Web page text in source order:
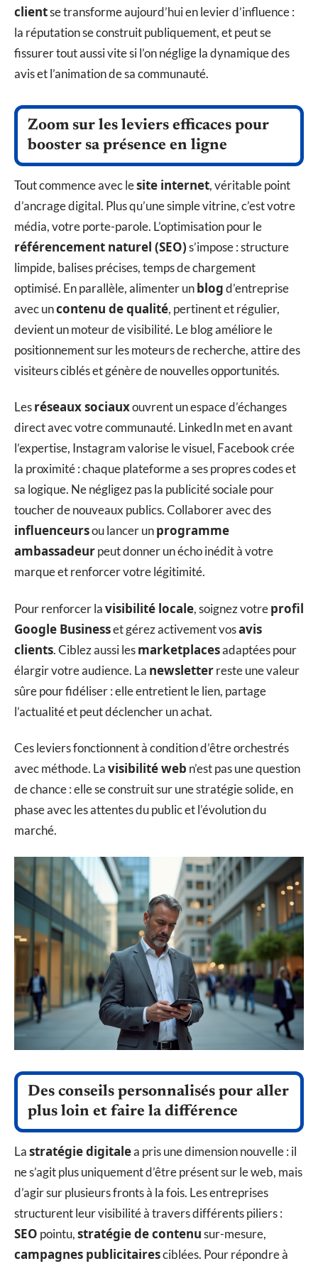
clientse transforme aujourd’hui en levier d’influence :
la réputation se construit publiquement, et peut se
fissurer tout aussi vite si l’on néglige la dynamique des
avis et l’animation de sa communauté.
Zoom sur les leviers efficaces pour
booster sa présence en ligne
Tout commence avec lesite internet, véritable point
d’ancrage digital. Plus qu’une simple vitrine, c’est votre
média, votre porte-parole. L’optimisation pour le
référencement naturel (SEO)s’impose : structure
limpide, balises précises, temps de chargement
optimisé. En parallèle, alimenter unblogd’entreprise
avec uncontenu de qualité, pertinent et régulier,
devient un moteur de visibilité. Le blog améliore le
positionnement sur les moteurs de recherche, attire des
visiteurs ciblés et génère de nouvelles opportunités.
Lesréseaux sociauxouvrent un espace d’échanges
direct avec votre communauté. LinkedIn met en avant
l’expertise, Instagram valorise le visuel, Facebook crée
la proximité : chaque plateforme a ses propres codes et
sa logique. Ne négligez pas la publicité sociale pour
toucher de nouveaux publics. Collaborer avec des
influenceursou lancer unprogramme
ambassadeurpeut donner un écho inédit à votre
marque et renforcer votre légitimité.
Pour renforcer lavisibilité locale, soignez votreprofil
Google Businesset gérez activement vosavis
clients. Ciblez aussi lesmarketplacesadaptées pour
élargir votre audience. La newsletterreste une valeur
sûre pour fidéliser : elle entretient le lien, partage
l’actualité et peut déclencher un achat.
Ces leviers fonctionnent à condition d’être orchestrés
avec méthode. Lavisibilité web n’est pas une question
de chance : elle se construit sur une stratégie solide, en
phase avec les attentes du public et l’évolution du
marché.
Des conseils personnalisés pour aller
plus loin et faire la différence
Lastratégie digitalea pris une dimension nouvelle : il
ne s’agit plus uniquement d’être présent sur le web, mais
d’agir sur plusieurs fronts à la fois. Les entreprises
structurent leur visibilité à travers différents piliers :
SEO pointu,stratégie de contenusur-mesure,
campagnes publicitairesciblées. Pour répondre à